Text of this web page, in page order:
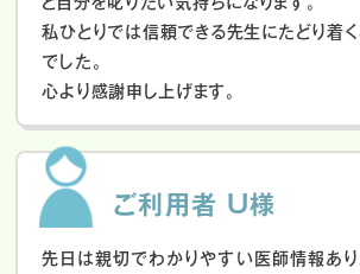
私ひとりでは信頼できる先生にたどり着
でした。
心より感謝申し上げます。
ご利用者 U様
先日は親切でわかりやすい医師情報あり